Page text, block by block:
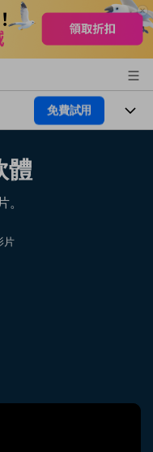
免費試用
用 Filmora 做出影響力
登入
體
片